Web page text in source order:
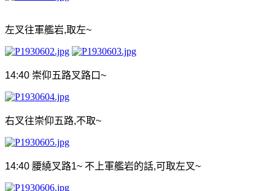
左叉往軍艦岩,取左~
14:40 崇仰五路叉路口~
右叉往崇仰五路,不取~
14:40 腰繞叉路1~ 不上軍艦岩的話,可取左叉~